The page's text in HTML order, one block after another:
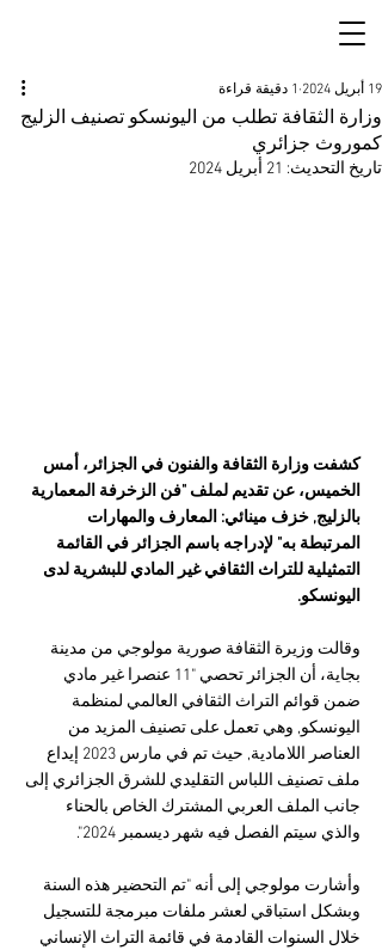
وزارة الثقافة تطلب من اليونسكو تصنيف الزليج
كموروث جزائري
19 أبريل 2024 1 دقيقة قراءة
تاريخ التحديث: 21 أبريل 2024
كشفت وزارة الثقافة والفنون في الجزائر، أمس
الخميس، عن تقديم لملف "فن الزخرفة المعمارية
بالزليج, خزف مينائي: المعارف والمهارات
المرتبطة به" لإدراجه باسم الجزائر في القائمة
التمثيلية للتراث الثقافي غير المادي للبشرية لدى
اليونسكو.
وقالت وزيرة الثقافة صورية مولوجي من مدينة
بجاية، أن الجزائر تحصي "11 عنصرا غير مادي
ضمن قوائم التراث الثقافي العالمي لمنظمة
اليونسكو, وهي تعمل على تصنيف المزيد من
العناصر اللامادية, حيث تم في مارس 2023 إيداع
ملف تصنيف اللباس التقليدي للشرق الجزائري إلى
جانب الملف العربي المشترك الخاص بالحناء
والذي سيتم الفصل فيه شهر ديسمبر 2024".
وأشارت مولوجي إلى أنه "تم التحضير هذه السنة
وبشكل استباقي لعشر ملفات مبرمجة للتسجيل
خلال السنوات القادمة في قائمة التراث الإنساني